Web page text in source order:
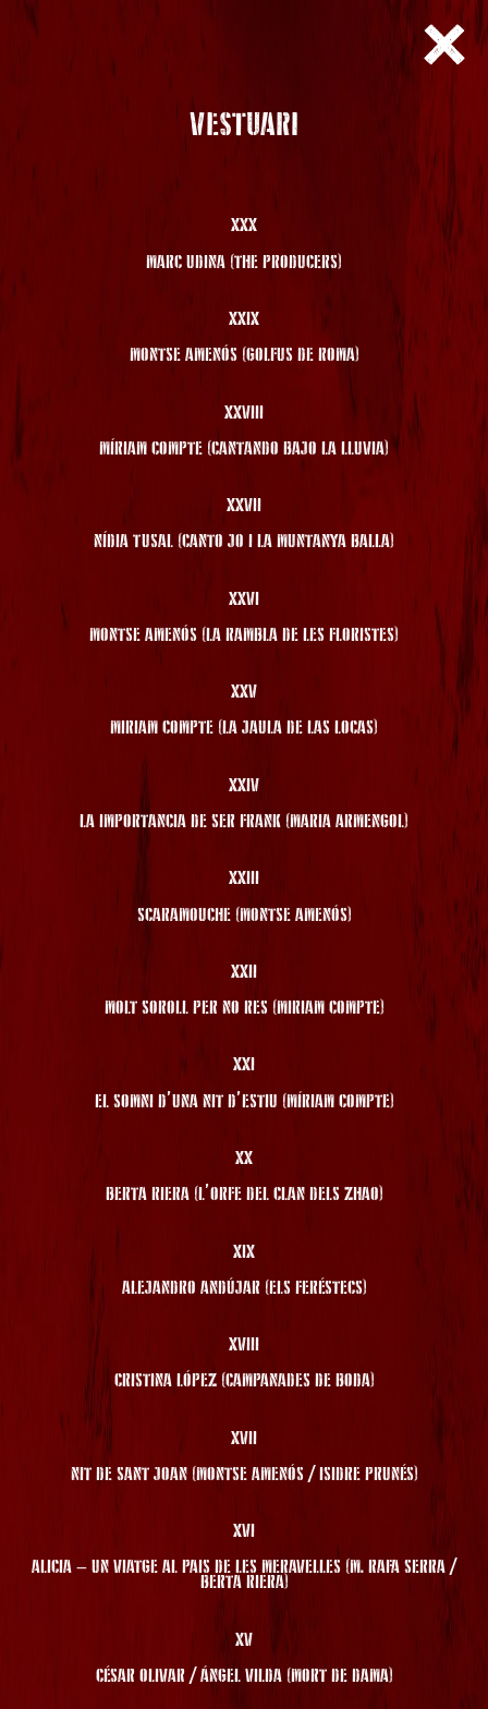
VESTUARI
XXX
MARC UDINA (THE PRODUCERS)
XXIX
MONTSE AMENÓS (GOLFUS DE ROMA)
XXVIII
MÍRIAM COMPTE (CANTANDO BAJO LA LLUVIA)
XXVII
NÍDIA TUSAL (CANTO JO I LA MUNTANYA BALLA)
XXVI
MONTSE AMENÓS (LA RAMBLA DE LES FLORISTES)
XXV
MIRIAM COMPTE (LA JAULA DE LAS LOCAS)
XXIV
LA IMPORTANCIA DE SER FRANK (MARIA ARMENGOL)
XXIII
SCARAMOUCHE (MONTSE AMENÓS)
XXII
MOLT SOROLL PER NO RES (MIRIAM COMPTE)
XXI
EL SOMNI D’UNA NIT D’ESTIU (MÍRIAM COMPTE)
XX
BERTA RIERA (L’ORFE DEL CLAN DELS ZHAO)
XIX
ALEJANDRO ANDÚJAR (ELS FERÉSTECS)
XVIII
CRISTINA LÓPEZ (CAMPANADES DE BODA)
XVII
NIT DE SANT JOAN (MONTSE AMENÓS / ISIDRE PRUNÉS)
XVI
ALICIA – UN VIATGE AL PAIS DE LES MERAVELLES (M. RAFA SERRA /
BERTA RIERA)
XV
CÉSAR OLIVAR / ÁNGEL VILDA (MORT DE DAMA)